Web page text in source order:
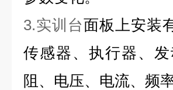
3.实训台面板上安装
传感器、执行器、
阻、电压、电流、频